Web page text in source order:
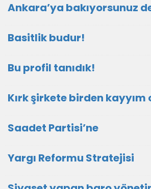
Ankara’ya bakıyorsunuz
Basitlik budur!
Bu profil tanıdık!
Kırk şirkete birden kayyım
Saadet Partisi’ne
Yargı Reformu Stratejisi